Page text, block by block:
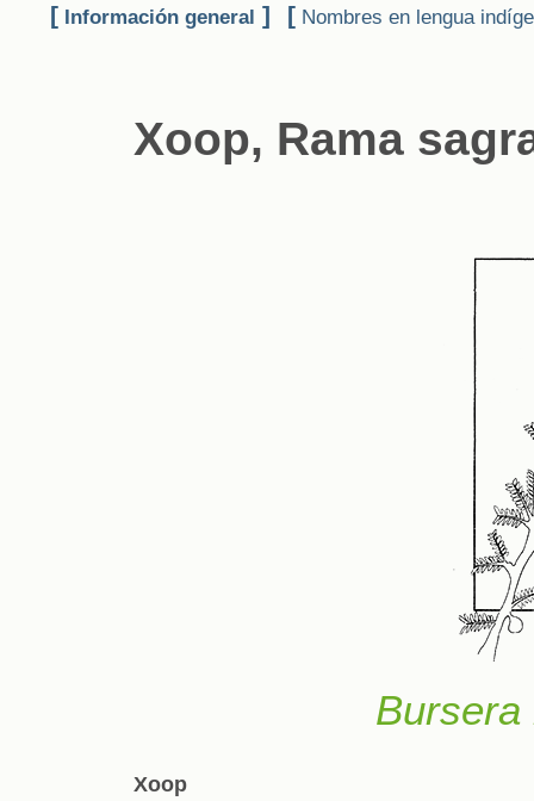
[ Información general ] [ Nombres en lengua
Xoop, Rama
Bursera
Xoop